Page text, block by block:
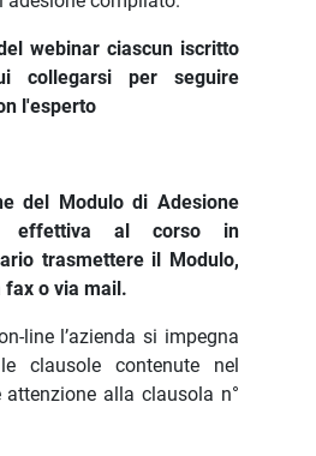
webinar ciascun iscritto
per seguire
l'esperto
del Modulo di Adesione
effettiva al corso in
trasmettere il Modulo,
o via mail.
line l’azienda si impegna
clausole contenute nel
alla clausola n°